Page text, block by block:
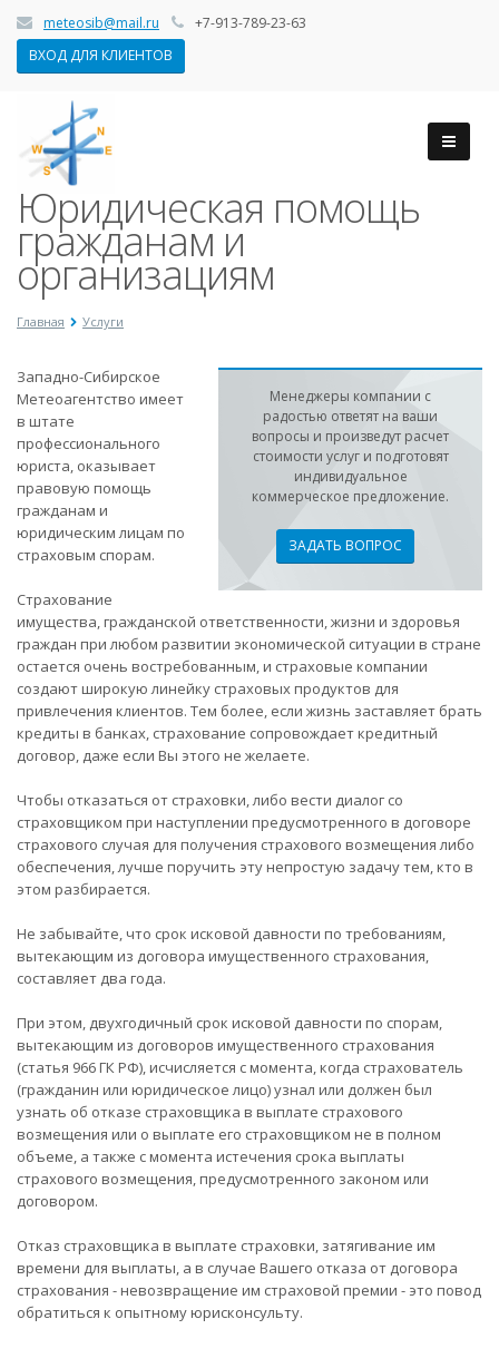
meteosib@mail.ru
+7-913-789-23-63
ВХОД ДЛЯ КЛИЕНТОВ
Юридическая помощь
гражданам и
организациям
Главная Услуги
Менеджеры компании с
радостью ответят на ваши
вопросы и произведут расчет
стоимости услуг и подготовят
индивидуальное
коммерческое предложение.
ЗАДАТЬ ВОПРОС
Западно-Сибирское
Метеоагентство имеет
в штате
профессионального
юриста, оказывает
правовую помощь
гражданам и
юридическим лицам по
страховым спорам.
Страхование
имущества, гражданской ответственности, жизни и здоровья
граждан при любом развитии экономической ситуации в стране
остается очень востребованным, и страховые компании
создают широкую линейку страховых продуктов для
привлечения клиентов. Тем более, если жизнь заставляет брать
кредиты в банках, страхование сопровождает кредитный
договор, даже если Вы этого не желаете.
Чтобы отказаться от страховки, либо вести диалог со
страховщиком при наступлении предусмотренного в договоре
страхового случая для получения страхового возмещения либо
обеспечения, лучше поручить эту непростую задачу тем, кто в
этом разбирается.
Не забывайте, что срок исковой давности по требованиям,
вытекающим из договора имущественного страхования,
составляет два года.
При этом, двухгодичный срок исковой давности по спорам,
вытекающим из договоров имущественного страхования
(статья 966 ГК РФ), исчисляется с момента, когда страхователь
(гражданин или юридическое лицо) узнал или должен был
узнать об отказе страховщика в выплате страхового
возмещения или о выплате его страховщиком не в полном
объеме, а также с момента истечения срока выплаты
страхового возмещения, предусмотренного законом или
договором.
Отказ страховщика в выплате страховки, затягивание им
времени для выплаты, а в случае Вашего отказа от договора
страхования - невозвращение им страховой премии - это повод
обратиться к опытному юрисконсульту.